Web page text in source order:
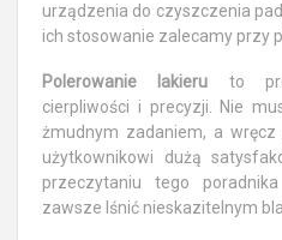
urządzenia do czyszczenia
ich stosowanie zalecamy przy
Polerowanie lakieru to
cierpliwości i precyzji. Nie
żmudnym zadaniem, a
użytkownikowi dużą
przeczytaniu tego
zawsze lśnić nieskazitelnym